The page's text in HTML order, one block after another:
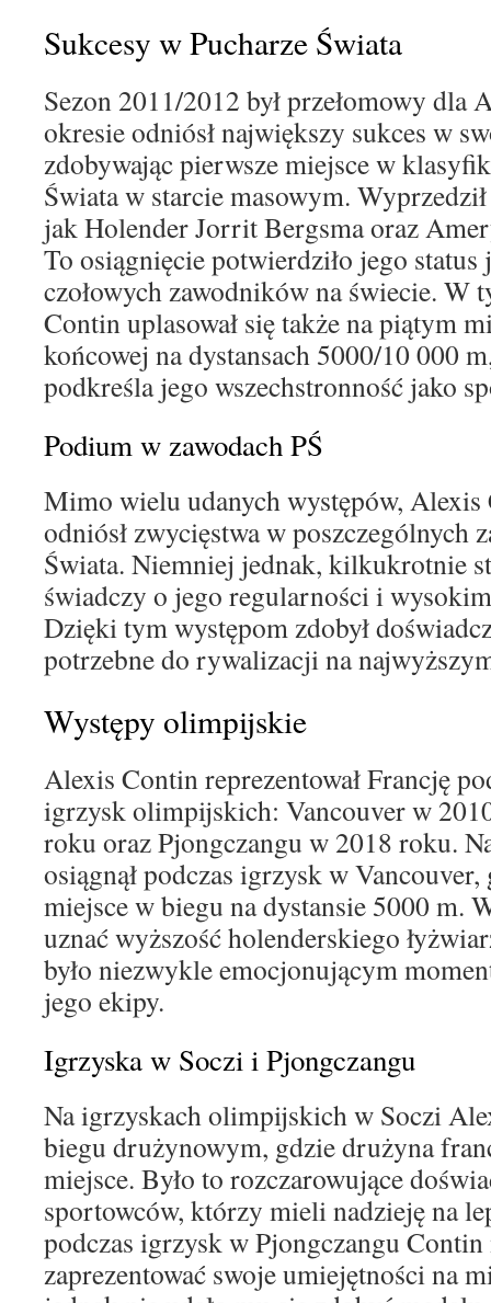
Sukcesy w Pucharze Świata
Sezon 2011/2012 był przełomowy dla
okresie odniósł największy sukces w
zdobywając pierwsze miejsce w
Świata w starcie masowym.
jak Holender Jorrit Bergsma oraz
To osiągnięcie potwierdziło jego status
czołowych zawodników na świecie. W
Contin uplasował się także na piątym
końcowej na dystansach 5000/10 000
podkreśla jego wszechstronność jako
Podium w zawodach PŚ
Mimo wielu udanych występów,
odniósł zwycięstwa w poszczególnych
Świata. Niemniej jednak, kilkukrotnie
świadczy o jego regularności i
Dzięki tym występom zdobył
potrzebne do rywalizacji na
Występy olimpijskie
Alexis Contin reprezentował Francję
igrzysk olimpijskich: Vancouver w
roku oraz Pjongczangu w 2018 roku.
osiągnął podczas igrzysk w Vancouver,
miejsce w biegu na dystansie 5000 m.
uznać wyższość holenderskiego
było niezwykle emocjonującym
jego ekipy.
Igrzyska w Soczi i Pjongczangu
Na igrzyskach olimpijskich w Soczi
biegu drużynowym, gdzie drużyna
miejsce. Było to rozczarowujące
sportowców, którzy mieli nadzieję na
podczas igrzysk w Pjongczangu Contin
zaprezentować swoje umiejętności na